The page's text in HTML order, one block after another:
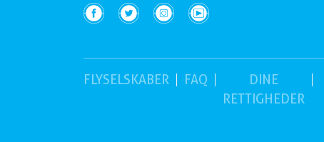
FLYSELSKABER FAQ (nuværende)
DINE
RETTIGHEDER